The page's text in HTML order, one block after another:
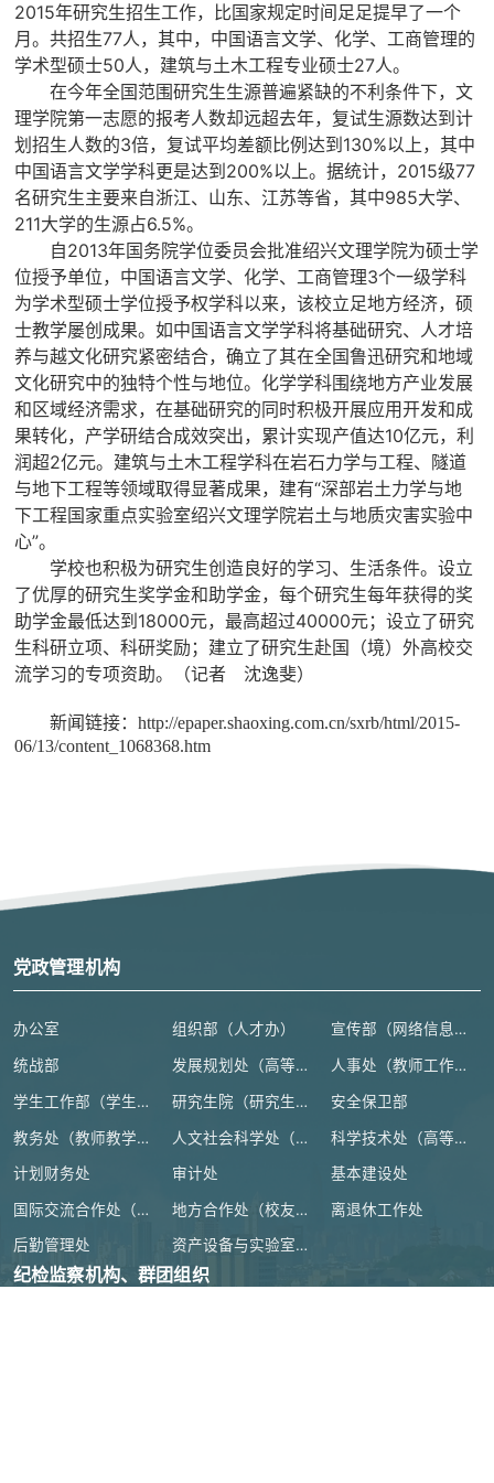
2015年研究生招生工作，比国家规定时间足足提早了一个
月。共招生77人，其中，中国语言文学、化学、工商管理的
学术型硕士50人，建筑与土木工程专业硕士27人。
在今年全国范围研究生生源普遍紧缺的不利条件下，文
理学院第一志愿的报考人数却远超去年，复试生源数达到计
划招生人数的3倍，复试平均差额比例达到130%以上，其中
中国语言文学学科更是达到200%以上。据统计，2015级77
名研究生主要来自浙江、山东、江苏等省，其中985大学、
211大学的生源占6.5%。
自2013年国务院学位委员会批准绍兴文理学院为硕士学
位授予单位，中国语言文学、化学、工商管理3个一级学科
为学术型硕士学位授予权学科以来，该校立足地方经济，硕
士教学屡创成果。如中国语言文学学科将基础研究、人才培
养与越文化研究紧密结合，确立了其在全国鲁迅研究和地域
文化研究中的独特个性与地位。化学学科围绕地方产业发展
和区域经济需求，在基础研究的同时积极开展应用开发和成
果转化，产学研结合成效突出，累计实现产值达10亿元，利
润超2亿元。建筑与土木工程学科在岩石力学与工程、隧道
与地下工程等领域取得显著成果，建有“深部岩土力学与地
下工程国家重点实验室绍兴文理学院岩土与地质灾害实验中
心”。
学校也积极为研究生创造良好的学习、生活条件。设立
了优厚的研究生奖学金和助学金，每个研究生每年获得的奖
助学金最低达到18000元，最高超过40000元；设立了研究
生科研立项、科研奖励；建立了研究生赴国（境）外高校交
流学习的专项资助。（记者 沈逸斐）
新闻链接：http://epaper.shaoxing.com.cn/sxrb/html/2015-
06/13/content_1068368.htm
党政管理机构
办公室 组织部（人才办） 宣传部（网络信息安全管理与新闻中心）
统战部 发展规划处（高等教育研究所） 人事处（教师工作部）
学生工作部（学生处、人武部） 研究生院（研究生工作部、学科建设办公室） 安全保卫部
计划财务处 审计处 基本建设处
国际交流合作处（港澳台事务办公室） 地方合作处（校友总会办公室） 离退休工作处
后勤管理处 资产设备与实验室管理处
纪检监察机构、群团组织